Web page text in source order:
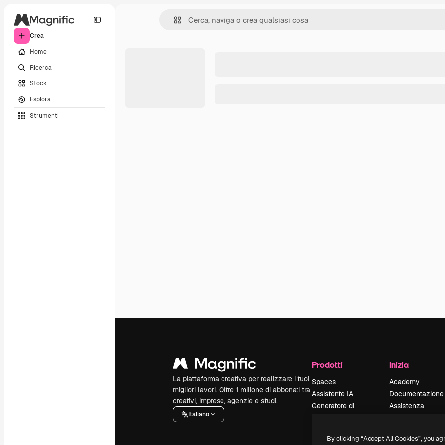
Crea
Home
Ricerca
Stock
Esplora
Strumenti
La piattaforma creativa per realizzare i tuoi
migliori lavori. Oltre 1 milione di abbonati tra
creativi, imprese, agenzie e studi.
Italiano
Prodotti
Spaces
Assistente IA
Generatore di
Inizia
Academy
Documentazione
Assistenza
Politica sulla
By clicking “Accept All Cookies”, you